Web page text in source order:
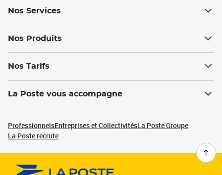
Nos Services
Nos Produits
Nos Tarifs
La Poste vous accompagne
ProfessionnelsEntreprises et CollectivitésLa Poste Groupe
La Poste recrute